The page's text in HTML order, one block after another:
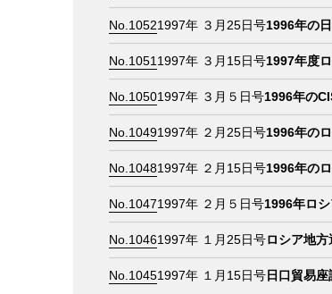
No.10521997年 ３月25日号1996年の
No.1051 1997年 ３月15日号1997年度
No.10501997年 ３月５日号1996年の
No.10491997年 ２月25日号1996年の
No.10481997年 ２月15日号1996年の
No.10471997年 ２月５日号1996年ロ
No.10461997年 １月25日号ロシア地
No.10451997年 １月15日号日口貿易